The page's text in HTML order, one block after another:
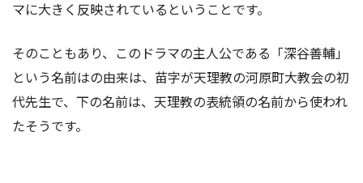
マに大きく反映されているということです。
そのこともあり、このドラマの主人公である「深谷善輔」
という名前はの由来は、苗字が天理教の河原町大教会の初
代先生で、下の名前は、天理教の表統領の名前から使われ
たそうです。